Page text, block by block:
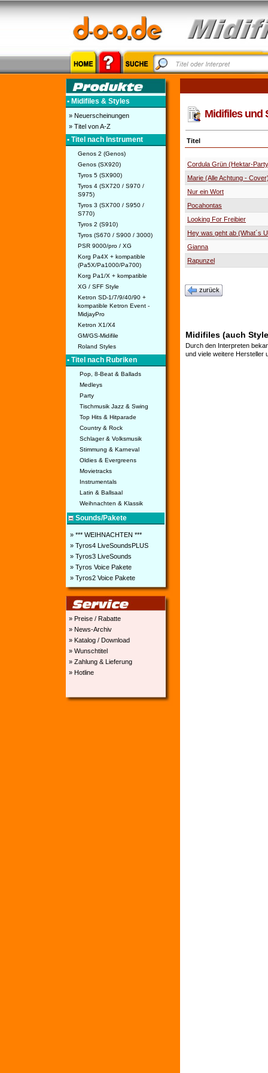
• Midifiles & Styles
» Neuerscheinungen
» Titel von A-Z
• Titel nach Instrument
Genos 2 (Genos)
Genos (SX920)
Tyros 5 (SX900)
Tyros 4 (SX720 / S970 /
S975)
Tyros 3 (SX700 / S950 /
S770)
Tyros 2 (S910)
Tyros (S670 / S900 / 3000)
PSR 9000/pro / XG
Korg Pa4X + kompatible
(Pa5X/Pa1000/Pa700)
Korg Pa1/X + kompatible
XG / SFF Style
Ketron SD-1/7/9/40/90 +
kompatible Ketron Event -
MidjayPro
Ketron X1/X4
GM/GS-Midifile
Roland Styles
• Titel nach Rubriken
Pop, 8-Beat & Ballads
Medleys
Party
Tischmusik Jazz & Swing
Top Hits & Hitparade
Country & Rock
Schlager & Volksmusik
Stimmung & Karneval
Oldies & Evergreens
Movietracks
Instrumentals
Latin & Ballsaal
Weihnachten & Klassik
Sounds/Pakete
» *** WEIHNACHTEN ***
» Tyros4 LiveSoundsPLUS
» Tyros3 LiveSounds
» Tyros Voice Pakete
» Tyros2 Voice Pakete
» Preise / Rabatte
» News-Archiv
» Katalog / Download
» Wunschtitel
» Zahlung & Lieferung
» Hotline
Midifiles und
Titel
Cordula Grün (Hektar-
Marie (Alle Achtung -
Nur ein Wort
Pocahontas
Looking For Freibier
Hey was geht ab (What´s
Gianna
Rapunzel
zurück
Midifiles (auch
Durch den Interpreten
und viele weitere Hersteller